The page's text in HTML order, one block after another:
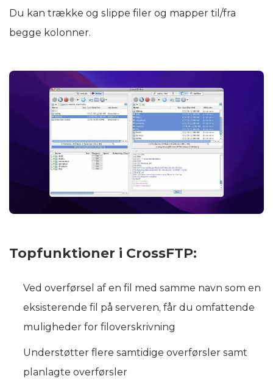
Du kan trække og slippe filer og mapper til/fra
begge kolonner.
Topfunktioner i CrossFTP:
Ved overførsel af en fil med samme navn som en
eksisterende fil på serveren, får du omfattende
muligheder for filoverskrivning
Understøtter flere samtidige overførsler samt
planlagte overførsler